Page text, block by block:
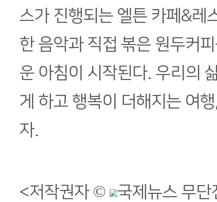
스가 진행되는 엘튼 카페&레
한 음악과 직접 볶은 원두커
운 아침이 시작된다. 우리의
게 하고 행복이 더해지는 여
자.
<저작권자 ©
국제뉴스 무단